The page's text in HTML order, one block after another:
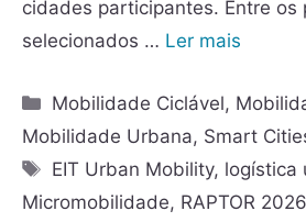
cidades participantes. Entre os
selecionados … Ler mais
Mobilidade Ciclável,
Mobilidade Urbana, Smart
EIT Urban Mobility, logística
Micromobilidade, RAPTOR 2026